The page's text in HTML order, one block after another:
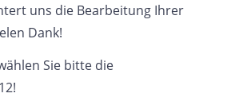
uns die Bearbeitung Ihrer
Dank!
Sie bitte die